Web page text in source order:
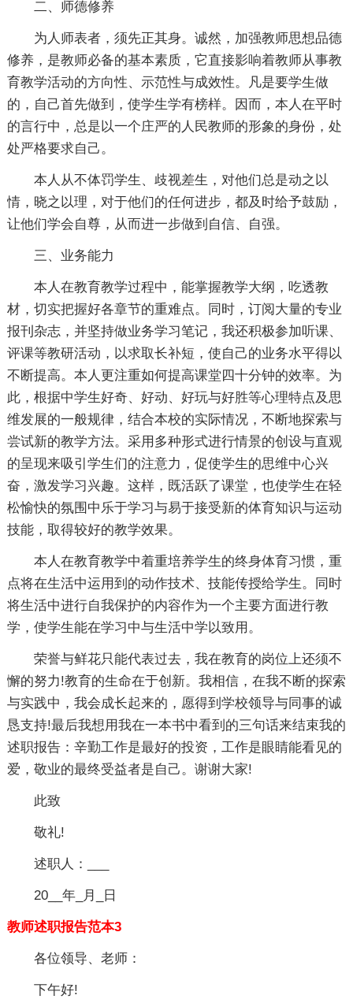
二、师德修养
为人师表者，须先正其身。诚然，加强教师思想品德
修养，是教师必备的基本素质，它直接影响着教师从事教
育教学活动的方向性、示范性与成效性。凡是要学生做
的，自己首先做到，使学生学有榜样。因而，本人在平时
的言行中，总是以一个庄严的人民教师的形象的身份，处
处严格要求自己。
本人从不体罚学生、歧视差生，对他们总是动之以
情，晓之以理，对于他们的任何进步，都及时给予鼓励，
让他们学会自尊，从而进一步做到自信、自强。
三、业务能力
本人在教育教学过程中，能掌握教学大纲，吃透教
材，切实把握好各章节的重难点。同时，订阅大量的专业
报刊杂志，并坚持做业务学习笔记，我还积极参加听课、
评课等教研活动，以求取长补短，使自己的业务水平得以
不断提高。本人更注重如何提高课堂四十分钟的效率。为
此，根据中学生好奇、好动、好玩与好胜等心理特点及思
维发展的一般规律，结合本校的实际情况，不断地探索与
尝试新的教学方法。采用多种形式进行情景的创设与直观
的呈现来吸引学生们的注意力，促使学生的思维中心兴
奋，激发学习兴趣。这样，既活跃了课堂，也使学生在轻
松愉快的氛围中乐于学习与易于接受新的体育知识与运动
技能，取得较好的教学效果。
本人在教育教学中着重培养学生的终身体育习惯，重
点将在生活中运用到的动作技术、技能传授给学生。同时
将生活中进行自我保护的内容作为一个主要方面进行教
学，使学生能在学习中与生活中学以致用。
荣誉与鲜花只能代表过去，我在教育的岗位上还须不
懈的努力!教育的生命在于创新。我相信，在我不断的探索
与实践中，我会成长起来的，愿得到学校领导与同事的诚
恳支持!最后我想用我在一本书中看到的三句话来结束我的
述职报告：辛勤工作是最好的投资，工作是眼睛能看见的
爱，敬业的最终受益者是自己。谢谢大家!
此致
敬礼!
述职人：___
20__年_月_日
教师述职报告范本3
各位领导、老师：
下午好!